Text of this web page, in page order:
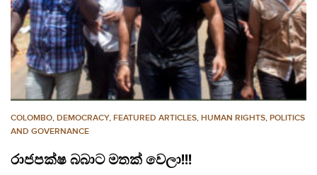
COLOMBO, DEMOCRACY, FEATURED ARTICLES, HUMAN RIGHTS, POLITICS
AND GOVERNANCE
රාජපක්ෂ බබාට මතක් වෙලා!!!